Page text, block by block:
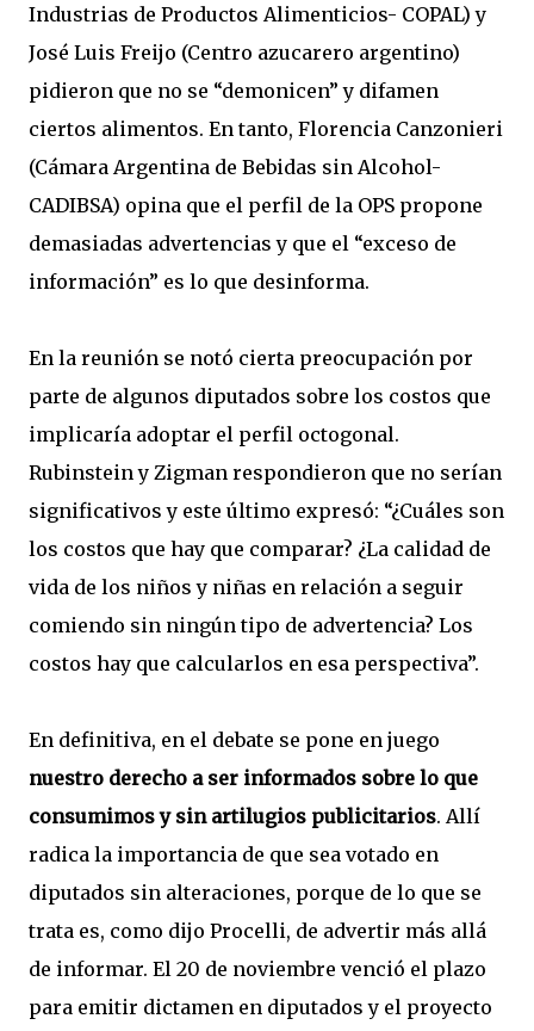
Industrias de Productos Alimenticios- COPAL) y
José Luis Freijo (Centro azucarero argentino)
pidieron que no se “demonicen” y difamen
ciertos alimentos. En tanto, Florencia Canzonieri
(Cámara Argentina de Bebidas sin Alcohol-
CADIBSA) opina que el perfil de la OPS propone
demasiadas advertencias y que el “exceso de
información” es lo que desinforma.
En la reunión se notó cierta preocupación por
parte de algunos diputados sobre los costos que
implicaría adoptar el perfil octogonal.
Rubinstein y Zigman respondieron que no serían
significativos y este último expresó: “¿Cuáles son
los costos que hay que comparar? ¿La calidad de
vida de los niños y niñas en relación a seguir
comiendo sin ningún tipo de advertencia? Los
costos hay que calcularlos en esa perspectiva”.
En definitiva, en el debate se pone en juego
nuestro derecho a ser informados sobre lo que
consumimos y sin artilugios publicitarios. Allí
radica la importancia de que sea votado en
diputados sin alteraciones, porque de lo que se
trata es, como dijo Procelli, de advertir más allá
de informar. El 20 de noviembre venció el plazo
para emitir dictamen en diputados y el proyecto